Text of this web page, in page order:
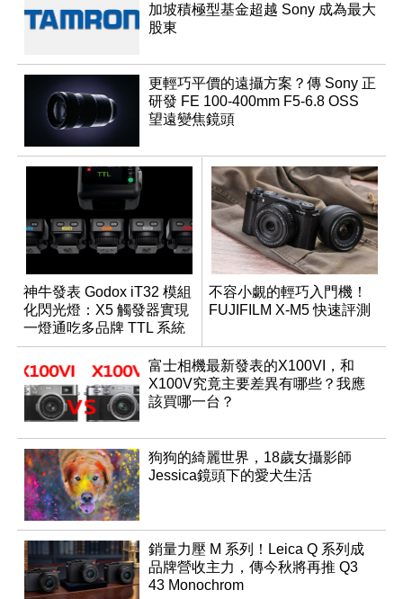
加坡積極型基金超越 Sony 成為最大
股東
更輕巧平價的遠攝方案？傳 Sony 正
研發 FE 100-400mm F5-6.8 OSS
望遠變焦鏡頭
神牛發表 Godox iT32 模組
化閃光燈：X5 觸發器實現
一燈通吃多品牌 TTL 系統
不容小覷的輕巧入門機！
FUJIFILM X-M5 快速評測
富士相機最新發表的X100VI，和
X100V究竟主要差異有哪些？我應
該買哪一台？
狗狗的綺麗世界，18歲女攝影師
Jessica鏡頭下的愛犬生活
銷量力壓 M 系列！Leica Q 系列成
品牌營收主力，傳今秋將再推 Q3
43 Monochrom